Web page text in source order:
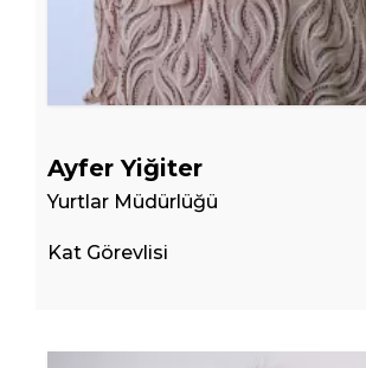
Ayfer Yiğiter
Yurtlar Müdürlüğü
Kat Görevlisi